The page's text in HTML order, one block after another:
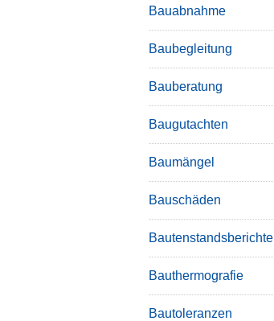
Bauabnahme
Baubegleitung
Bauberatung
Baugutachten
Baumängel
Bauschäden
Bautenstandsberichte
Bauthermografie
Bautoleranzen